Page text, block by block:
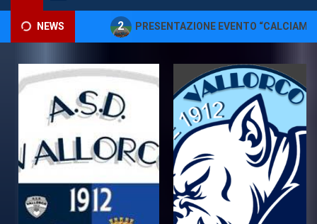
Menu
NEWS
2 PRESENTAZIONE EVENTO “CALCIAMO PER LA